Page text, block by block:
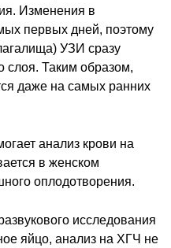
Изменения в
первых дней, поэтому
УЗИ сразу
слоя. Таким образом,
даже на самых ранних
анализ крови на
в женском
оплодотворения.
исследования
яйцо, анализ на ХГЧ не